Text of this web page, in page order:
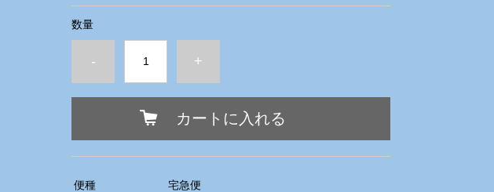
数量
- +
カートに入れる
便種 宅急便